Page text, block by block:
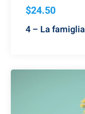
$24.50
4 – La famiglia